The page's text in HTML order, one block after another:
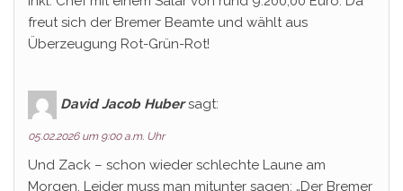
freut sich der Bremer Beamte und wählt aus
Überzeugung Rot-Grün-Rot!
David Jacob Huber sagt:
05.02.2026 um 9:00 a.m. Uhr
Und Zack – schon wieder schlechte Laune am
Morgen. Leider muss man mitunter sagen: „Der Bremer